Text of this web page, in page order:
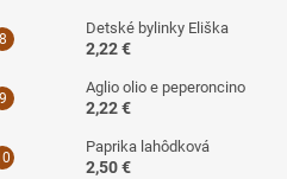
Detské bylinky Eliška
2,22 €
Aglio olio e peperoncino
2,22 €
Paprika lahôdková
2,50 €